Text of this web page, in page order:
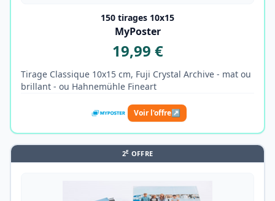
150 tirages 10x15
MyPoster
19,99 €
Tirage Classique 10x15 cm, Fuji Crystal Archive - mat ou
brillant - ou Hahnemühle Fineart
Voir l'offre↗
2E OFFRE